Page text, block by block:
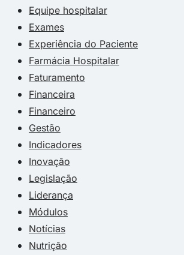
Equipe hospitalar
Exames
Experiência do Paciente
Farmácia Hospitalar
Faturamento
Financeira
Financeiro
Gestão
Indicadores
Inovação
Legislação
Liderança
Módulos
Notícias
Nutrição